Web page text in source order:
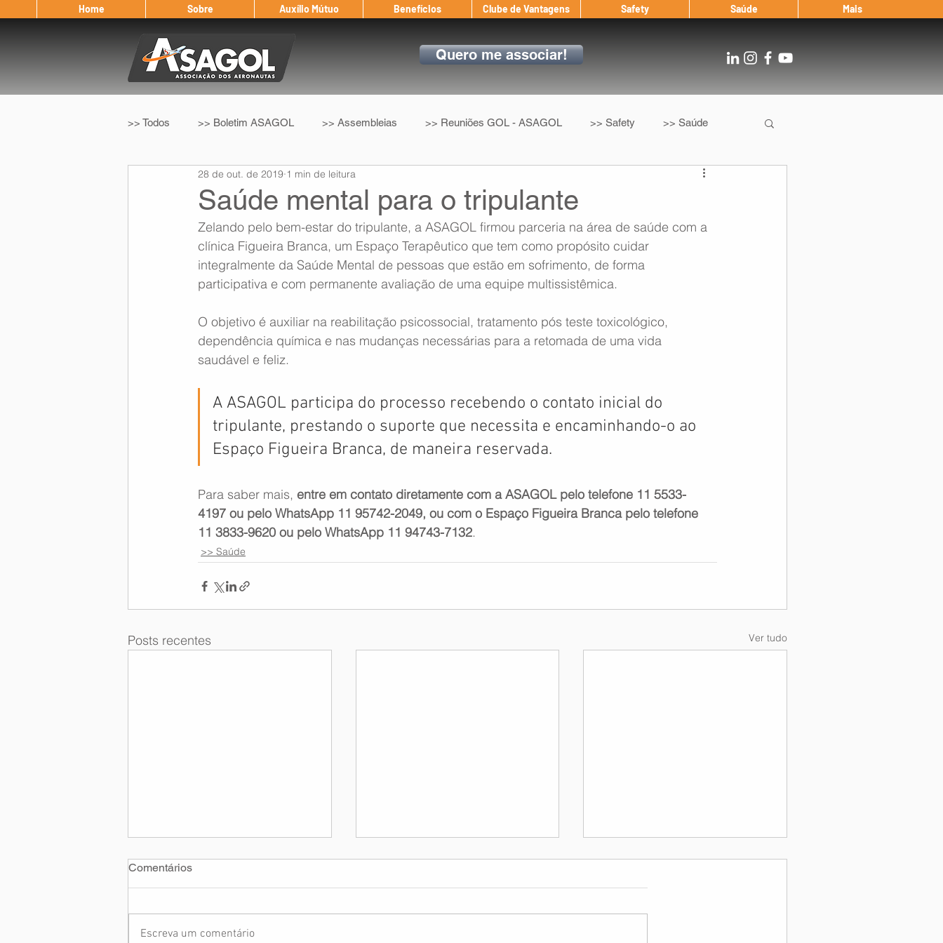
Home Sobre Auxílio Mútuo Benefícios Clube de Vantagens Safety Saúde Mais
Quero me associar!
>> Todos >> Boletim ASAGOL >> Assembleias >> Reuniões GOL - ASAGOL >> Safety >> Saúde
>> Legislação >> IFALPA >> Convenção Coletiva After Landing
Eleição ASAGOL Safety Window Auxílio Mútuo Depoimentos Amigo da ASAGOL Entrevista
Sorteio de Vouchers Workshop ASAGOL Mercado Teste ICAO Fadigômetro
Memória Aeronáutica
Saúde mental para o tripulante
28 de out. de 2019 1 min de leitura
Zelando pelo bem-estar do tripulante, a ASAGOL firmou parceria na área de saúde com a
clínica Figueira Branca, um Espaço Terapêutico que tem como propósito cuidar
integralmente da Saúde Mental de pessoas que estão em sofrimento, de forma
participativa e com permanente avaliação de uma equipe multissistêmica.
O objetivo é auxiliar na reabilitação psicossocial, tratamento pós teste toxicológico,
dependência química e nas mudanças necessárias para a retomada de uma vida
saudável e feliz.
A ASAGOL participa do processo recebendo o contato inicial do
tripulante, prestando o suporte que necessita e encaminhando-o ao
Espaço Figueira Branca, de maneira reservada.
Para saber mais, entre em contato diretamente com a ASAGOL pelo telefone 11 5533-
4197 ou pelo WhatsApp 11 95742-2049, ou com o Espaço Figueira Branca pelo telefone
11 3833-9620 ou pelo WhatsApp 11 94743-7132.
>> Saúde
Posts recentes Ver tudo
Comentários
Escreva um comentário